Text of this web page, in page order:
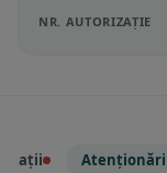
NR. AUTORIZAȚIE